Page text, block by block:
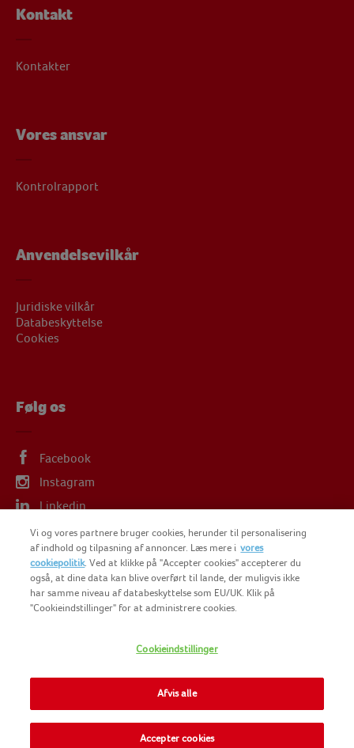
Kontakt
Kontakter
Vores ansvar
Kontrolrapport
Anvendelsevilkår
Juridiske vilkår
Databeskyttelse
Cookies
Følg os
Facebook
Instagram
Linkedin
COPYRIGHT FINDUS 2025
Vi og vores partnere bruger cookies, herunder til personalisering
af indhold og tilpasning af annoncer. Læs mere i vores
cookiepolitik. Ved at klikke på "Accepter cookies" accepterer du
også, at dine data kan blive overført til lande, der muligvis ikke
har samme niveau af databeskyttelse som EU/UK. Klik på
"Cookieindstillinger" for at administrere cookies.
Cookieindstillinger
Afvis alle
Accepter cookies